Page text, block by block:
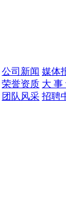
公司新闻 媒体
荣誉资质 大 事
团队风采 招聘